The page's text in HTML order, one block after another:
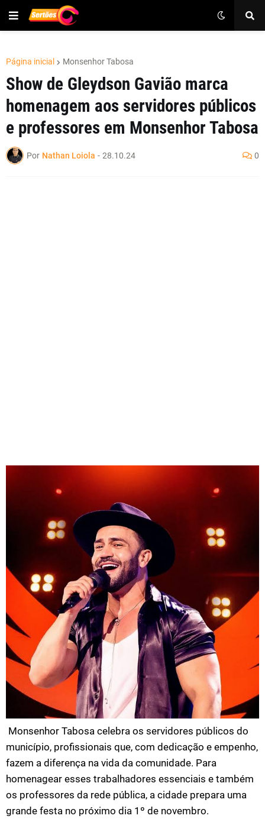
Página inicial Monsenhor Tabosa
Show de Gleydson Gavião marca
homenagem aos servidores públicos
e professores em Monsenhor Tabosa
Por Nathan Loiola - 28.10.24 0
Monsenhor Tabosa celebra os servidores públicos do
município, profissionais que, com dedicação e empenho,
fazem a diferença na vida da comunidade. Para
homenagear esses trabalhadores essenciais e também
os professores da rede pública, a cidade prepara uma
grande festa no próximo dia 1º de novembro.